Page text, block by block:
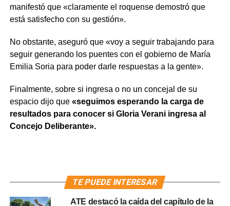
manifestó que «claramente el roquense demostró que
está satisfecho con su gestión».
No obstante, aseguró que «voy a seguir trabajando para
seguir generando los puentes con el gobierno de María
Emilia Soria para poder darle respuestas a la gente».
Finalmente, sobre si ingresa o no un concejal de su
espacio dijo que «seguimos esperando la carga de
resultados para conocer si Gloria Verani ingresa al
Concejo Deliberante».
TE PUEDE INTERESAR
ATE destacó la caída del capítulo de la